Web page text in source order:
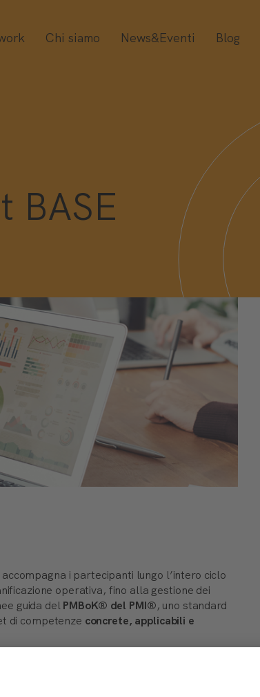
Chi siamo News&Eventi Blog
BASE
i partecipanti lungo l’intero ciclo
operativa, fino alla gestione dei
guida delPMBoK® del PMI®, uno standard
di competenze concrete, applicabili e